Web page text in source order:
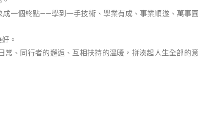
一個終點——學到一手技術、學業有成、事業順遂、萬事圓
。
、同行者的邂逅、互相扶持的溫暖，拼湊起人生全部的意